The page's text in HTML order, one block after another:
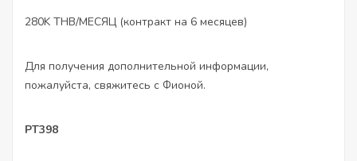
280K THB/МЕСЯЦ (контракт на 6 месяцев)
Для получения дополнительной информации,
пожалуйста, свяжитесь с Фионой.
PT398